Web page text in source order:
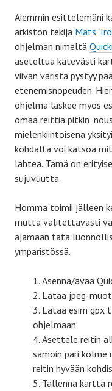
Aiemmin esittelemäni
arkiston tekijä Mats
ohjelman nimeltä
aseteltua kätevästi
viivan väristä pystyy
etenemisnopeuden.
ohjelma laskee myös
omaa reittiä pitkin,
mielenkiintoisena
kohdalta voi katsoa
lähteä. Tämä on
sujuvuutta.
Homma toimii jälleen
mutta valitettavasti
ajamaan tätä
ympäristössä.
Asenna/avaa
Lataa jpeg-
Lataa esim gpx
ohjelmaan
Asettele reitin
samoin pari
reitin hyvään
Tallenna kartta